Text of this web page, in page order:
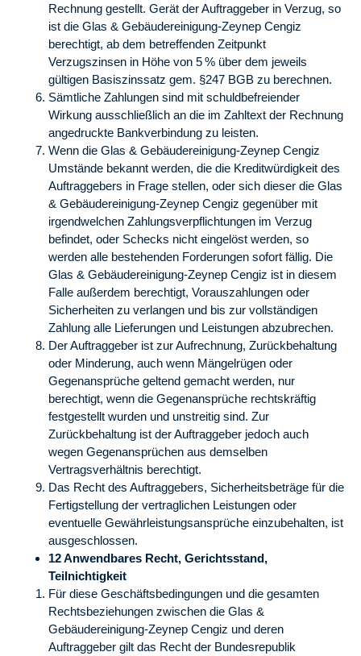
Rechnung gestellt. Gerät der Auftraggeber in Verzug, so
ist die Glas & Gebäudereinigung-Zeynep Cengiz
berechtigt, ab dem betreffenden Zeitpunkt
Verzugszinsen in Höhe von 5 % über dem jeweils
gültigen Basiszinssatz gem. §247 BGB zu berechnen.
Sämtliche Zahlungen sind mit schuldbefreiender
Wirkung ausschließlich an die im Zahltext der Rechnung
angedruckte Bankverbindung zu leisten.
Wenn die Glas & Gebäudereinigung-Zeynep Cengiz
Umstände bekannt werden, die die Kreditwürdigkeit des
Auftraggebers in Frage stellen, oder sich dieser die Glas
& Gebäudereinigung-Zeynep Cengiz gegenüber mit
irgendwelchen Zahlungsverpflichtungen im Verzug
befindet, oder Schecks nicht eingelöst werden, so
werden alle bestehenden Forderungen sofort fällig. Die
Glas & Gebäudereinigung-Zeynep Cengiz ist in diesem
Falle außerdem berechtigt, Vorauszahlungen oder
Sicherheiten zu verlangen und bis zur vollständigen
Zahlung alle Lieferungen und Leistungen abzubrechen.
Der Auftraggeber ist zur Aufrechnung, Zurückbehaltung
oder Minderung, auch wenn Mängelrügen oder
Gegenansprüche geltend gemacht werden, nur
berechtigt, wenn die Gegenansprüche rechtskräftig
festgestellt wurden und unstreitig sind. Zur
Zurückbehaltung ist der Auftraggeber jedoch auch
wegen Gegenansprüchen aus demselben
Vertragsverhältnis berechtigt.
Das Recht des Auftraggebers, Sicherheitsbeträge für die
Fertigstellung der vertraglichen Leistungen oder
eventuelle Gewährleistungsansprüche einzubehalten, ist
ausgeschlossen.
12 Anwendbares Recht, Gerichtsstand,
Teilnichtigkeit
Für diese Geschäftsbedingungen und die gesamten
Rechtsbeziehungen zwischen die Glas &
Gebäudereinigung-Zeynep Cengiz und deren
Auftraggeber gilt das Recht der Bundesrepublik